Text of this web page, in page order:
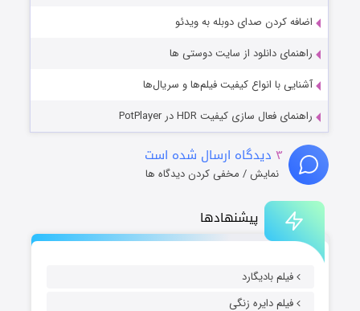
پیشنهادها
فیلم بادیگارد
فیلم دایره زنگی
اضافه کردن صدای دوبله به ویدئو
راهنمای دانلود از سایت دوستی ها
آشنایی با انواع کیفیت فیلم‌ها و سریال‌ها
راهنمای فعال سازی کیفیت HDR در PotPlayer
۳ دیدگاه ارسال شده است
نمایش / مخفی کردن دیدگاه ها